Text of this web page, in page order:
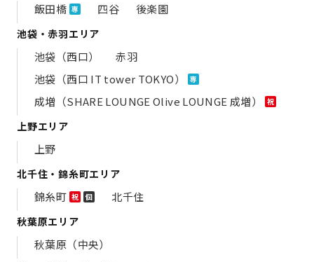
飯田橋 専 四谷 後楽園
池袋・赤羽エリア
池袋（西口）
赤羽
池袋（西口 IT tower TOKYO）
専
成増（SHARE LOUNGE Olive LOUNGE 成増） 祝
上野エリア
上野
北千住・錦糸町エリア
錦糸町 祝 個 北千住
秋葉原エリア
秋葉原（中央）